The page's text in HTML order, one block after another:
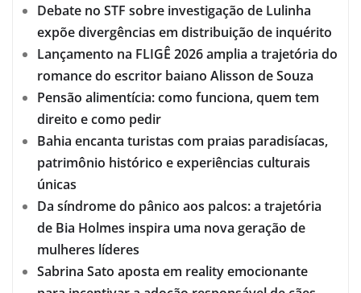
Debate no STF sobre investigação de Lulinha
expõe divergências em distribuição de inquérito
Lançamento na FLIGÊ 2026 amplia a trajetória do
romance do escritor baiano Alisson de Souza
Pensão alimentícia: como funciona, quem tem
direito e como pedir
Bahia encanta turistas com praias paradisíacas,
patrimônio histórico e experiências culturais
únicas
Da síndrome do pânico aos palcos: a trajetória
de Bia Holmes inspira uma nova geração de
mulheres líderes
Sabrina Sato aposta em reality emocionante